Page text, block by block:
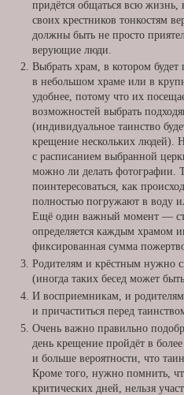
придётся общаться всю жизнь,
своих крестников тонкостям
должны быть не просто
верующие люди.
Выбрать храм, в котором
в небольшом храме или в
удобнее, потому что их
возможностей выбрать
(индивидуальное таинство
крещение нескольких людей).
с расписанием выбранной
можно ли делать фотографии.
поинтересоваться, как
полностью погружают в воду
Ещё один важный момент —
определяется каждым храмом
фиксированная сумма
Родителям и крёстным нужно
(иногда таких бесед может
И восприемникам, и родителям
и причаститься перед
Очень важно правильно
день крещение пройдёт в
и больше вероятности, что
Кроме того, нужно помнить,
критических дней, нельзя